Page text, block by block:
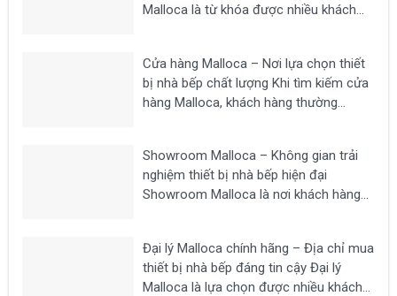
Malloca là từ khóa được nhiều khách
máy hút mùi, lò nướng,...
Cửa hàng Malloca – Nơi lựa chọn thiết
bị nhà bếp chất lượng Khi tìm kiếm cửa
hàng Malloca, khách hàng thường
như bếp từ, máy hút...
Showroom Malloca – Không gian trải
nghiệm thiết bị nhà bếp hiện đại
Showroom Malloca là nơi khách hàng
máy hút mùi, lò nướng, lò vi sóng, máy...
Đại lý Malloca chính hãng – Địa chỉ mua
thiết bị nhà bếp đáng tin cậy Đại lý
Malloca là lựa chọn được nhiều khách